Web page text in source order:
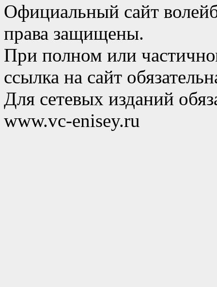
Официальный сайт
права защищены.
При полном или
ссылка на сайт
Для сетевых изданий
www.vc-enisey.ru